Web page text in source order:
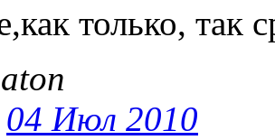
только, так
04 Июл 2010